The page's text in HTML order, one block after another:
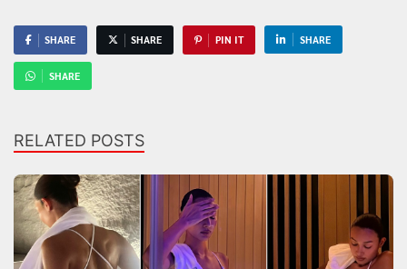
SHARE SHARE PIN IT SHARE
SHARE
RELATED POSTS